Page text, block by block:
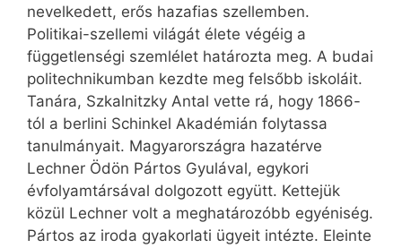
nevelkedett, erős hazafias szellemben.
Politikai-szellemi világát élete végéig a
függetlenségi szemlélet határozta meg. A budai
politechnikumban kezdte meg felsőbb iskoláit.
Tanára, Szkalnitzky Antal vette rá, hogy 1866-
tól a berlini Schinkel Akadémián folytassa
tanulmányait. Magyarországra hazatérve
Lechner Ödön Pártos Gyulával, egykori
évfolyamtársával dolgozott együtt. Kettejük
közül Lechner volt a meghatározóbb egyéniség.
Pártos az iroda gyakorlati ügyeit intézte. Eleinte